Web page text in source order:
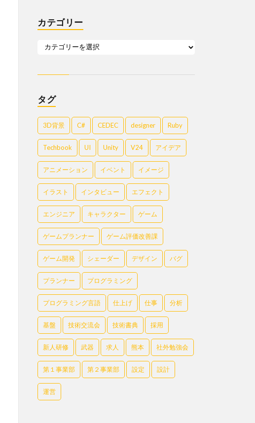
カテゴリー
タグ
3D背景 C# CEDEC designer Ruby
Techbook UI Unity V24 アイデア
アニメーション イベント イメージ
イラスト インタビュー エフェクト
エンジニア キャラクター ゲーム
ゲームプランナー ゲーム評価改善課
ゲーム開発 シェーダー デザイン バグ
プランナー プログラミング
プログラミング言語 仕上げ 仕事 分析
基盤 技術交流会 技術書典 採用
新人研修 武器 求人 熊本 社外勉強会
第１事業部 第２事業部 設定 設計
運営